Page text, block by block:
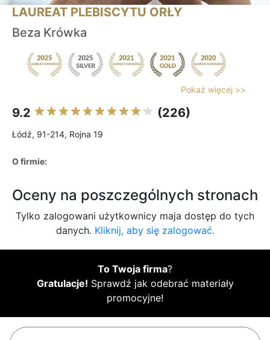
LAUREAT PLEBISCYTU ORŁY
Beza Krówka
Pokaż więcej >>
9.2 (226)
Łódź, 91-214, Rojna 19
O firmie:
Oceny na poszczególnych stronach
Tylko zalogowani użytkownicy maja dostęp do tych
danych. Kliknij, aby się zalogować.
To Twoja firma?
Gratulacje! Sprawdź jak odebrać materiały
promocyjne!